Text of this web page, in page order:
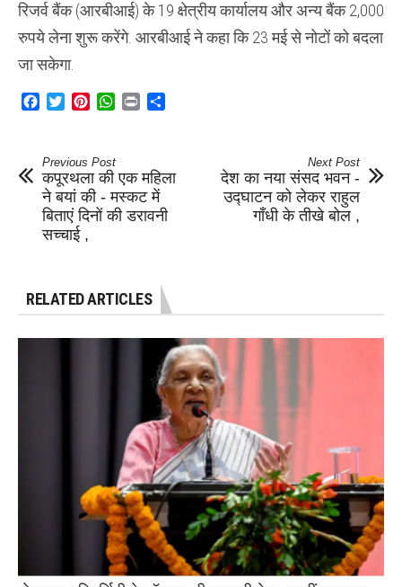
रिजर्व बैंक (आरबीआई) के 19 क्षेत्रीय कार्यालय और अन्य बैंक 2,000
रुपये लेना शुरू करेंगे. आरबीआई ने कहा कि 23 मई से नोटों को बदला
जा सकेगा.
Facebook
TwitterPinterestWhatsApp
Print
Previous Post
कपूरथला की एक महिला
ने बयां की - मस्कट में
बिताएं दिनों की डरावनी
सच्चाई ,
Next Post
देश का नया संसद भवन -
उद्घाटन को लेकर राहुल
गाँधी के तीखे बोल ,
RELATED ARTICLES